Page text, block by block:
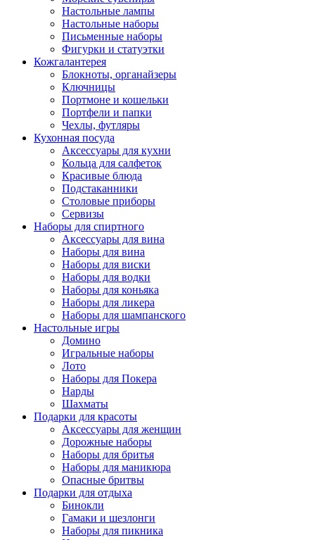
Настольные лампы
Настольные наборы
Письменные наборы
Фигурки и статуэтки
Кожгалантерея
Блокноты, органайзеры
Ключницы
Портмоне и кошельки
Портфели и папки
Чехлы, футляры
Кухонная посуда
Аксессуары для кухни
Кольца для салфеток
Красивые блюда
Подстаканники
Столовые приборы
Cервизы
Наборы для спиртного
Аксессуары для вина
Наборы для вина
Наборы для виски
Наборы для водки
Наборы для коньяка
Наборы для ликера
Наборы для шампанского
Настольные игры
Домино
Игральные наборы
Лото
Наборы для Покера
Нарды
Шахматы
Подарки для красоты
Аксессуары для женщин
Дорожные наборы
Наборы для бритья
Наборы для маникюра
Опасные бритвы
Подарки для отдыха
Бинокли
Гамаки и шезлонги
Наборы для пикника